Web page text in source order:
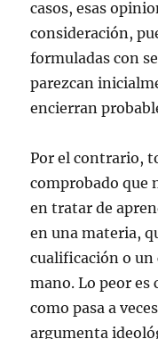
casos, esas
consideración,
formuladas con
parezcan
encierran
Por el contrario,
comprobado que
en tratar de
en una materia,
cualificación o
mano. Lo peor
como pasa a
argumenta